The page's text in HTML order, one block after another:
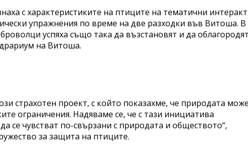
с характеристиките на птиците на тематични
упражнения по време на две разходки във Витоша. В
успяха също така да възстановят и да облагородят
на Витоша.
страхотен проект, с който показахме, че природата
ограничения. Надяваме се, че с тази инициатива
се чувстват по-свързани с природата и обществото“,
за защита на птиците.